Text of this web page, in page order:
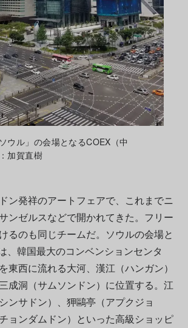
ウル」の会場となるCOEX（中
加賀直樹
ン発祥のアートフェアで、これまでニ
ンゼルスなどで開かれてきた。フリー
るのも同じチームだ。ソウルの会場と
、韓国最大のコンベンションセンタ
東西に流れる大河、漢江（ハンガン）
成洞（サムソンドン）に位置する。江
ンサドン）、狎鷗亭（アプクジョ
ョンダムドン）といった高級ショッピ